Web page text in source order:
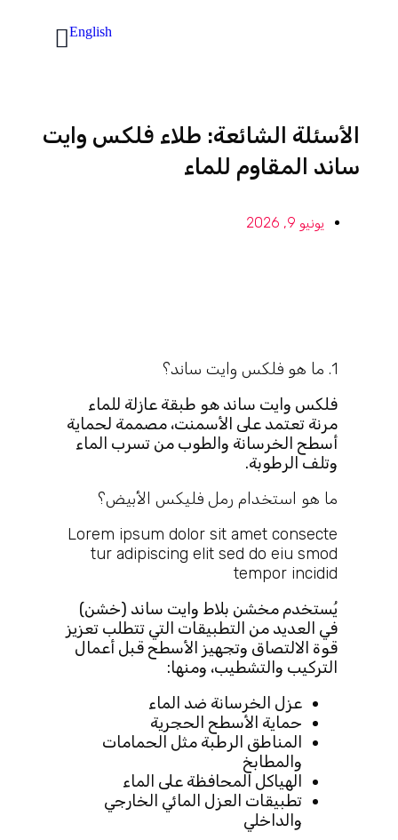
English
الأسئلة الشائعة: طلاء فلكس وايت
ساند المقاوم للماء
يونيو 9, 2026
1. ما هو فلكس وايت ساند؟
فلكس وايت ساند هو طبقة عازلة للماء
مرنة تعتمد على الأسمنت، مصممة لحماية
أسطح الخرسانة والطوب من تسرب الماء
وتلف الرطوبة.
ما هو استخدام رمل فليكس الأبيض؟
Lorem ipsum dolor sit amet consecte
tur adipiscing elit sed do eiu smod
tempor incidid
يُستخدم مخشن بلاط وايت ساند (خشن)
في العديد من التطبيقات التي تتطلب تعزيز
قوة الالتصاق وتجهيز الأسطح قبل أعمال
التركيب والتشطيب، ومنها:
عزل الخرسانة ضد الماء
حماية الأسطح الحجرية
المناطق الرطبة مثل الحمامات
والمطابخ
الهياكل المحافظة على الماء
تطبيقات العزل المائي الخارجي
والداخلي